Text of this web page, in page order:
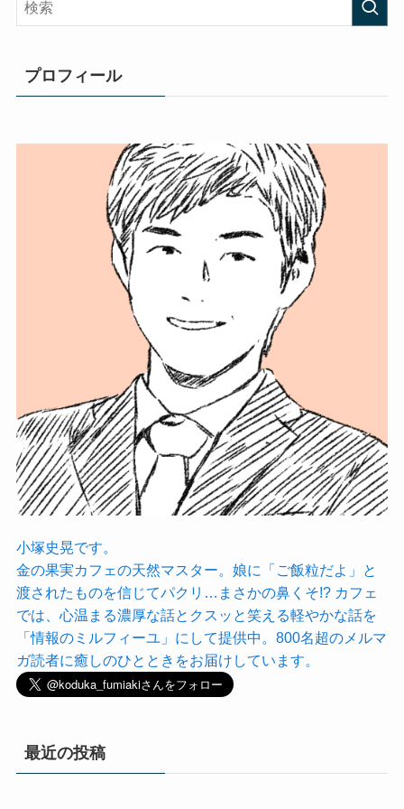
プロフィール
小塚史晃です。
金の果実カフェの天然マスター。娘に「ご飯粒だよ」と
渡されたものを信じてパクリ…まさかの鼻くそ!? カフェ
では、心温まる濃厚な話とクスッと笑える軽やかな話を
「情報のミルフィーユ」にして提供中。800名超のメルマ
ガ読者に癒しのひとときをお届けしています。
最近の投稿